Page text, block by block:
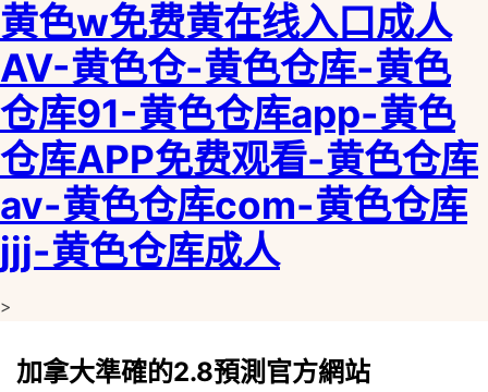
黄色w免费黄在线入口成人
AV-黄色仓-黄色仓库-黄色
仓库91-黄色仓库app-黄色
仓库APP免费观看-黄色仓库
av-黄色仓库com-黄色仓库
jjj-黄色仓库成人
>
加拿大準確的2.8預測官方網站